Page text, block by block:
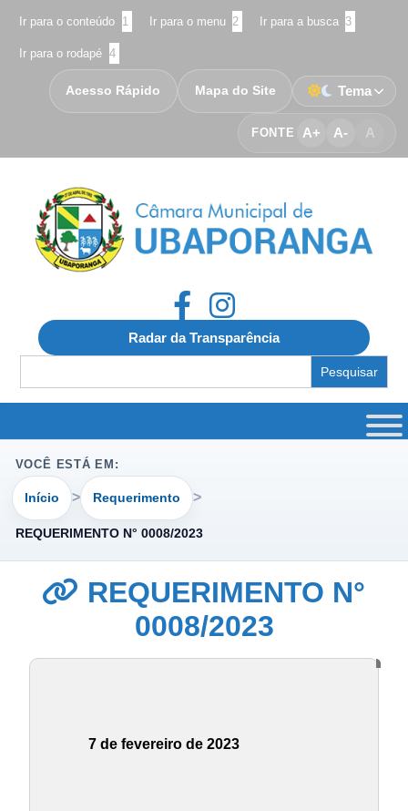
Ir para o conteúdo 1 Ir para o menu 2 Ir para a busca 3
Ir para o rodapé 4
FONTE A+ A- A
Acesso Rápido Mapa do Site Tema
Radar da Transparência
for:
VOCÊ ESTÁ EM:
Início Requerimento
REQUERIMENTO N° 0008/2023
REQUERIMENTO N°
0008/2023
7 de fevereiro de 2023